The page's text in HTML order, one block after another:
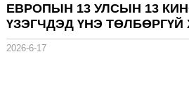
ЕВРОПЫН 13 УЛСЫН 13
ҮЗЭГЧДЭД ҮНЭ ТӨЛБӨРГҮЙ
2026-6-17